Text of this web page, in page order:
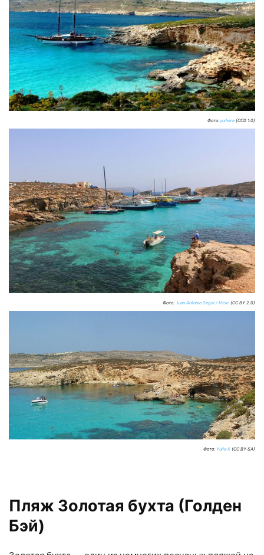
Фото: pxhere (CC0 1.0)
Фото: Juan Antonio Segal / flickr (CC BY 2.0)
Фото: Yulia K (CC BY-SA)
Пляж Золотая бухта (Голден
Бэй)